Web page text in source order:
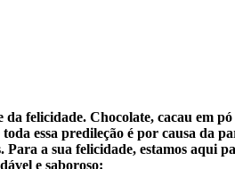
felicidade. Chocolate, cacau em
essa predileção é por causa da
Para a sua felicidade, estamos aqui
e saboroso: